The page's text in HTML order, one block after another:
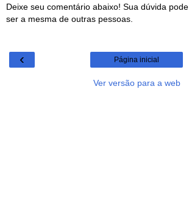
Deixe seu comentário abaixo! Sua dúvida pode
ser a mesma de outras pessoas.
‹ Página inicial
Ver versão para a web